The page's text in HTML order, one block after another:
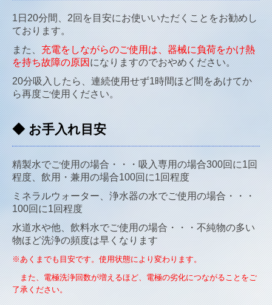
1日20分間、2回を目安にお使いいただくことをお勧めし
ております。
また、充電をしながらのご使用は、器械に負荷をかけ熱
を持ち故障の原因になりますのでおやめください。
20分吸入したら、連続使用せず1時間ほど間をあけてか
ら再度ご使用ください。
◆ お手入れ目安
精製水でご使用の場合・・・吸入専用の場合300回に1回
程度、飲用・兼用の場合100回に1回程度
ミネラルウォーター、浄水器の水でご使用の場合・・・
100回に1回程度
水道水や他、飲料水でご使用の場合・・・不純物の多い
物ほど洗浄の頻度は早くなります
※あくまでも目安です。使用状態により変わります。
また、電極洗浄回数が増えるほど、電極の劣化につながることをご
了承ください。